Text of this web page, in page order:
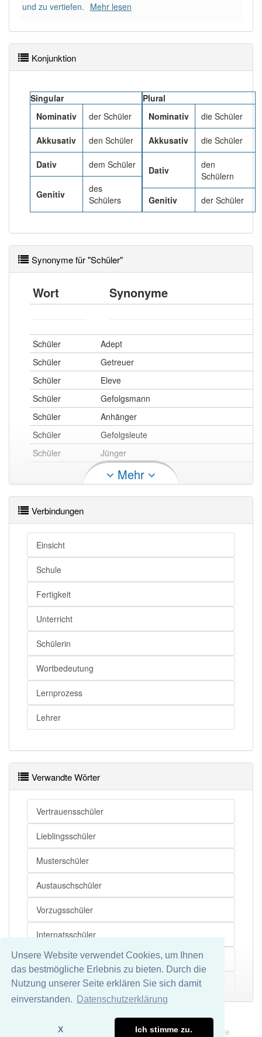
Unsere Website verwendet Cookies, um Ihnen
das bestmögliche Erlebnis zu bieten. Durch die
Nutzung unserer Seite erklären Sie sich damit
einverstanden.
Datenschutzerklärung
X Ich stimme zu.
Häufigkeit: 8 von 10
Wörter mit Endung-schüler: 36
Wörter mit Endung-schüleraber mit einem anderen
88% unserer Spielapp-Nutzer haben den Artikel
korrekt erraten.
und zu vertiefen. Mehr lesen
Konjunktion
Singular
Nominativ
der Schüler
Akkusativ den Schüler
Dativ dem Schüler
Genitiv
des
Schülers
Plural
Nominativ
die Schüler
Akkusativ die Schüler
Dativ
den
Schülern
Genitiv der Schüler
Synonyme für "Schüler"
Wort Synonyme
Schüler
Adept
Schüler
Getreuer
Schüler
Eleve
Schüler
Gefolgsmann
Schüler
Anhänger
Schüler
Gefolgsleute
Schüler
Jünger
Schüler
Schulbub
Schüler
Schüler
Schüler openthesaurus
Mehr
Verbindungen
Einsicht
Schule
Fertigkeit
Unterricht
Schülerin
Wortbedeutung
Lernprozess
Lehrer
Verwandte Wörter
Vertrauensschüler
Lieblingsschüler
Musterschüler
Austauschschüler
Vorzugsschüler
Internatsschüler
Primarschüler
Grundschüler
Schauspielschüler
Mehr
Datenschutz
Wir übernehmen keine Garantie und keine Haftung für die